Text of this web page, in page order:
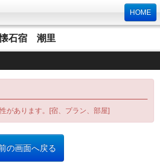
HOME
石宿 潮里
があります。[宿、プラン、部屋]